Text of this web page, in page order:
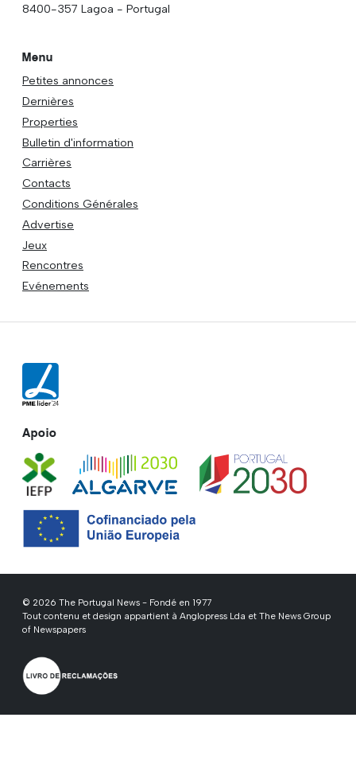
8400-357 Lagoa - Portugal
Menu
Petites annonces
Dernières
Properties
Bulletin d'information
Carrières
Contacts
Conditions Générales
Advertise
Jeux
Rencontres
Evénements
Apoio
© 2026 The Portugal News - Fondé en 1977
Tout contenu et design appartient à Anglopress Lda et The News Group
of Newspapers